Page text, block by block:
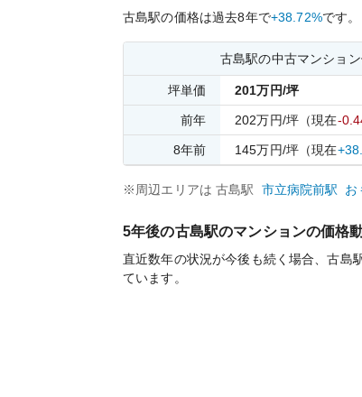
古島駅の価格は過去8年で+38.72%です。
古島駅の中古マンショ
坪単価 201万円/坪
前年 202万円/坪 （現在-
8年前 145万円/坪 （現在
※周辺エリアは 古島駅 市立病院前駅 お
5年後の古島駅のマンションの価格
直近数年の状況が今後も続く場合、古島
ています。